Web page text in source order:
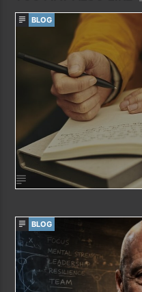
BLOG
BLOG